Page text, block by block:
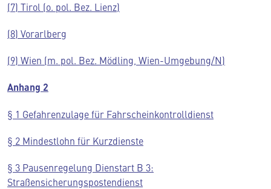
(7) Tirol (o. pol. Bez. Lienz)
(8) Vorarlberg
(9) Wien (m. pol. Bez. Mödling, Wien-Umgebung/N)
Anhang 2
§ 1 Gefahrenzulage für Fahrscheinkontrolldienst
§ 2 Mindestlohn für Kurzdienste
§ 3 Pausenregelung Dienstart B 3:
Straßensicherungspostendienst